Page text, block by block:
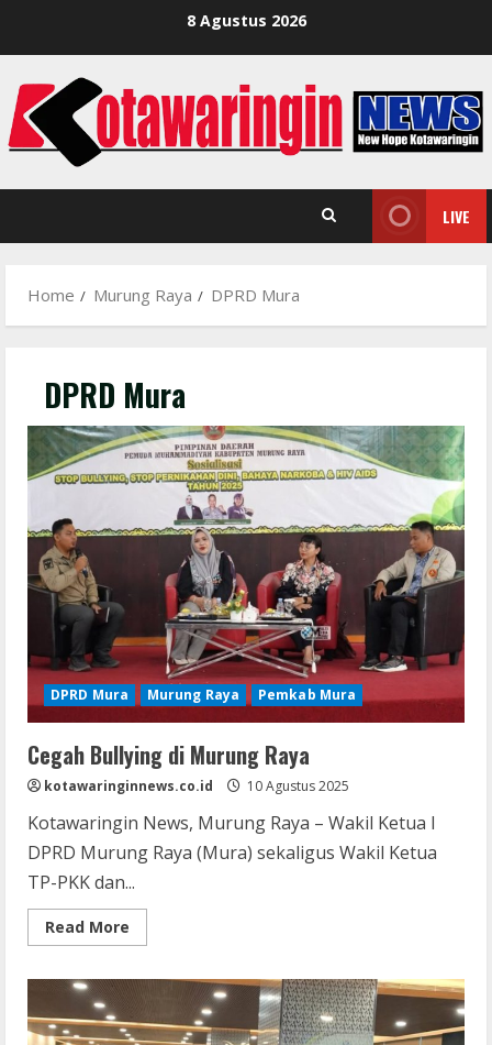
8 Agustus 2026
LIVE
Home Murung Raya DPRD Mura
DPRD Mura
DPRD Mura Murung Raya Pemkab Mura
Cegah Bullying di Murung Raya
kotawaringinnews.co.id 10 Agustus 2025
Kotawaringin News, Murung Raya – Wakil Ketua I
DPRD Murung Raya (Mura) sekaligus Wakil Ketua
TP-PKK dan...
Read More
more
Bullying
Murung
Raya